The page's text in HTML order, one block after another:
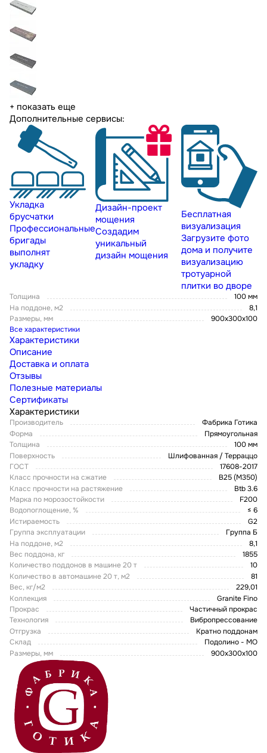
+ показать еще
Дополнительные сервисы:
Укладка
брусчатки
Профессиональные
бригады
выполнят
укладку
Дизайн-проект
мощения
Создадим
уникальный
дизайн мощения
Бесплатная
визуализация
Загрузите фото
дома и получите
визуализацию
тротуарной
плитки во дворе
Толщина
100 мм
На поддоне, м2
8,1
Размеры, мм
900x300x100
Все характеристики
Характеристики
Описание
Доставка и оплата
Отзывы
Полезные материалы
Сертификаты
Характеристики
Производитель
Фабрика Готика
Форма
Прямоугольная
Толщина
100 мм
Поверхность
Шлифованная / Терраццо
ГОСТ
17608-2017
Класс прочности на сжатие
В25 (М350)
Класс прочности на растяжение
Btb 3.6
Марка по морозостойкости
F200
Водопоглощение, %
≤ 6
Истираемость
G2
Группа эксплуатации
Группа Б
На поддоне, м2
8,1
Вес поддона, кг
1855
Количество поддонов в машине 20 т
10
Количество в автомашине 20 т, м2
81
Вес, кг/м2
229,01
Коллекция
Granite Fino
Прокрас
Частичный прокрас
Технология
Вибропрессование
Отгрузка
Кратно поддонам
Склад
Подолино - МО
Размеры, мм
900x300x100